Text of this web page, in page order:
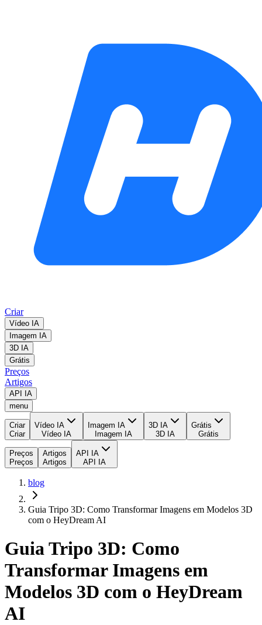
Criar
Vídeo IA
Imagem IA
3D IA
Grátis
Preços
Artigos
API IA
menu
Criar
Criar
Vídeo IA
Vídeo IA
Imagem IA
Imagem IA
3D IA
3D IA
Grátis
Grátis
Preços
Preços
Artigos
Artigos
API IA
API IA
blog
Guia Tripo 3D: Como Transformar Imagens em Modelos 3D
com o HeyDream AI
Guia Tripo 3D: Como
Transformar Imagens em
Modelos 3D com o HeyDream
AI